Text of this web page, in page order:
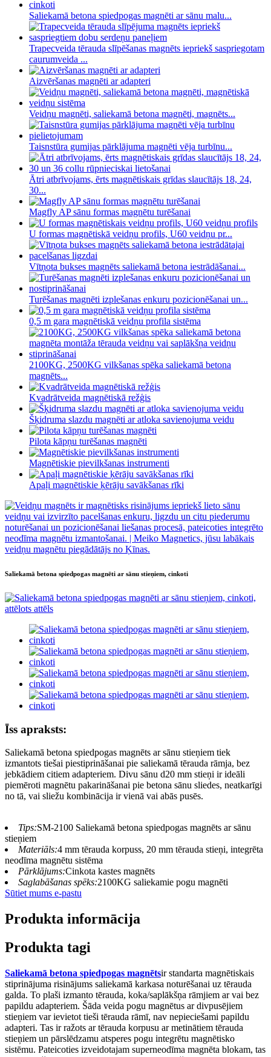
Saliekamā betona spiedpogas magnēti ar sānu malu...
Trapecveida tērauda slīpēšanas magnēts iepriekš saspriegotam
caurumveida ...
Aizvēršanas magnēti ar adapteri
Veidņu magnēti, saliekamā betona magnēti, magnēts...
Taisnstūra gumijas pārklājuma magnēti vēja turbīnu...
Ātri atbrīvojams, ērts magnētiskais grīdas slaucītājs 18, 24,
30...
Magfly AP sānu formas magnētu turēšanai
U formas magnētiskā veidņu profils, U60 veidņu pr...
Vītņota bukses magnēts saliekamā betona iestrādāšanai...
Turēšanas magnēti izplešanas enkuru pozicionēšanai un...
0,5 m gara magnētiskā veidņu profila sistēma
2100KG, 2500KG vilkšanas spēka saliekamā betona
magnēts...
Kvadrātveida magnētiskā režģis
Šķidruma slazdu magnēti ar atloka savienojuma veidu
Pilota kāpņu turēšanas magnēti
Magnētiskie pievilkšanas instrumenti
Apaļi magnētiskie ķērāju savākšanas rīki
Saliekamā betona spiedpogas magnēti ar sānu stieņiem, cinkoti
Īss apraksts:
Saliekamā betona spiedpogas magnēts ar sānu stieņiem tiek
izmantots tiešai piestiprināšanai pie saliekamā tērauda rāmja, bez
jebkādiem citiem adapteriem. Divu sānu d20 mm stieņi ir ideāli
piemēroti magnētu pakarināšanai pie betona sānu sliedes, neatkarīgi
no tā, vai sliežu kombinācija ir vienā vai abās pusēs.
Tips:SM-2100 Saliekamā betona spiedpogas magnēts ar sānu
stieņiem
Materiāls:4 mm tērauda korpuss, 20 mm tērauda stieņi, integrēta
neodīma magnētu sistēma
Pārklājums:Cinkota kastes magnēts
Saglabāšanas spēks:2100KG saliekamie pogu magnēti
Sūtiet mums e-pastu
Produkta informācija
Produkta tagi
Saliekamā betona spiedpogas magnētsir standarta magnētiskais
stiprinājuma risinājums saliekamā karkasa noturēšanai uz tērauda
galda. To plaši izmanto tērauda, ​​koka/saplākšņa rāmjiem ar vai bez
papildu adapteriem. Šāda veida pogu magnētus ar divpusējiem
stieņiem var ievietot tieši tērauda rāmī, nav nepieciešami papildu
adapteri. Tas ir ražots ar tērauda korpusu ar metinātiem tērauda
stieņiem un pārslēdzamu atsperes pogu integrētu magnētisko
sistēmu. Pateicoties izveidotajam superneodīma magnēta blokam, tas